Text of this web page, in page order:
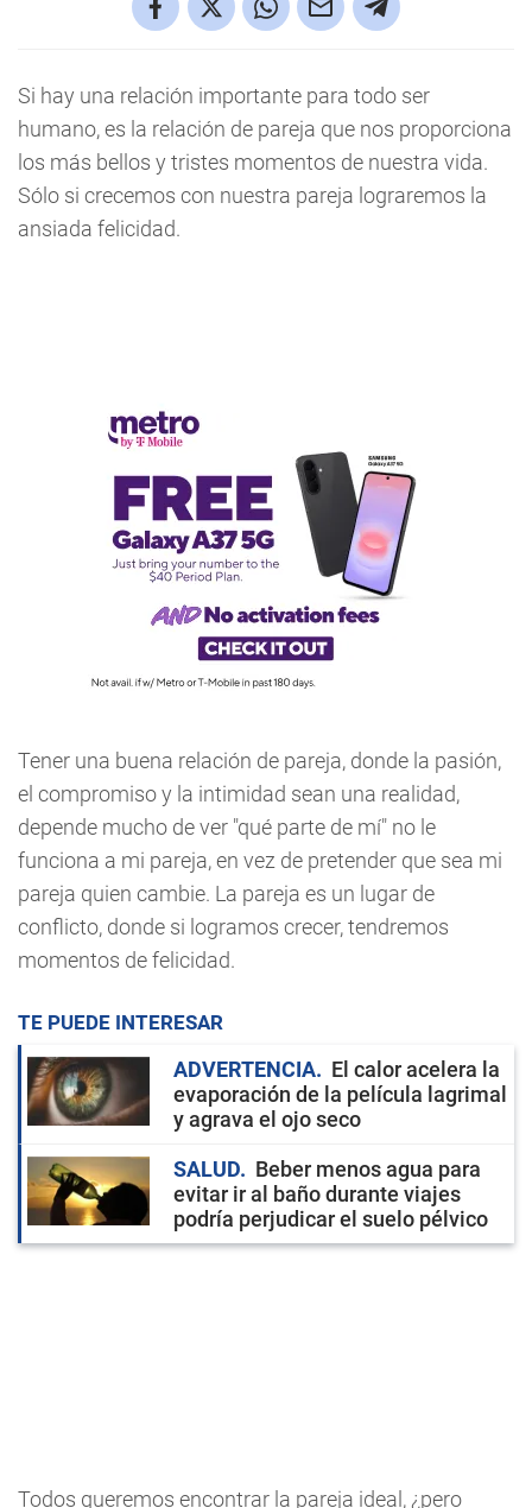
Si hay una relación importante para todo ser
humano, es la relación de pareja que nos proporciona
los más bellos y tristes momentos de nuestra vida.
Sólo si crecemos con nuestra pareja lograremos la
ansiada felicidad.
Tener una buena relación de pareja, donde la pasión,
el compromiso y la intimidad sean una realidad,
depende mucho de ver "qué parte de mí" no le
funciona a mi pareja, en vez de pretender que sea mi
pareja quien cambie. La pareja es un lugar de
conflicto, donde si logramos crecer, tendremos
momentos de felicidad.
TE PUEDE INTERESAR
ADVERTENCIA
El calor acelera la
evaporación de la película lagrimal
y agrava el ojo seco
SALUD
Beber menos agua para
evitar ir al baño durante viajes
podría perjudicar el suelo pélvico
Todos queremos encontrar la pareja ideal, ¿pero